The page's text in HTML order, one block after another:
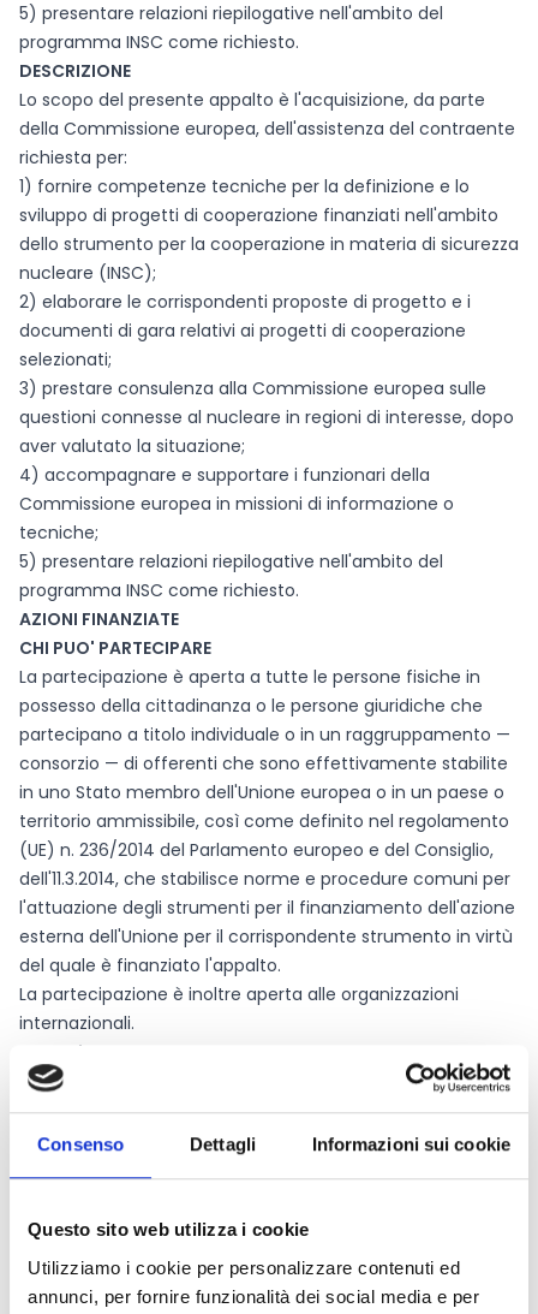
Consenso Dettagli Informazioni sui cookie
Questo sito web utilizza i cookie
Utilizziamo i cookie per personalizzare contenuti ed
annunci, per fornire funzionalità dei social media e per
5) presentare relazioni riepilogative nell'ambito del
programma INSC come richiesto.
DESCRIZIONE
Lo scopo del presente appalto è l'acquisizione, da parte
della Commissione europea, dell'assistenza del contraente
richiesta per:
1) fornire competenze tecniche per la definizione e lo
sviluppo di progetti di cooperazione finanziati nell'ambito
dello strumento per la cooperazione in materia di sicurezza
nucleare (INSC);
2) elaborare le corrispondenti proposte di progetto e i
documenti di gara relativi ai progetti di cooperazione
selezionati;
3) prestare consulenza alla Commissione europea sulle
questioni connesse al nucleare in regioni di interesse, dopo
aver valutato la situazione;
4) accompagnare e supportare i funzionari della
Commissione europea in missioni di informazione o
tecniche;
5) presentare relazioni riepilogative nell'ambito del
programma INSC come richiesto.
AZIONI FINANZIATE
CHI PUO' PARTECIPARE
La partecipazione è aperta a tutte le persone fisiche in
possesso della cittadinanza o le persone giuridiche che
partecipano a titolo individuale o in un raggruppamento —
consorzio — di offerenti che sono effettivamente stabilite
in uno Stato membro dell'Unione europea o in un paese o
territorio ammissibile, così come definito nel regolamento
(UE) n. 236/2014 del Parlamento europeo e del Consiglio,
dell'11.3.2014, che stabilisce norme e procedure comuni per
l'attuazione degli strumenti per il finanziamento dell'azione
esterna dell'Unione per il corrispondente strumento in virtù
del quale è finanziato l'appalto.
La partecipazione è inoltre aperta alle organizzazioni
internazionali.
ENTITA' CONTRIBUTO
Importo massimo:
500 000 EUR.
COME PARTECIPARE
minimo 4 e massimo 8 candidati. Se il numero di candidati
minimo di 4, l'ente appaltante potrà invitare altri candidati